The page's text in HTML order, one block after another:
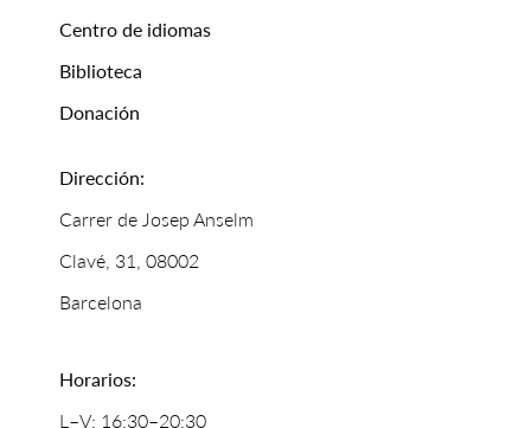
Centro de idiomas
Biblioteca
Donación
Dirección:
Carrer de Josep Anselm
Clavé, 31, 08002
Barcelona
Horarios:
L–V: 16:30–20:30